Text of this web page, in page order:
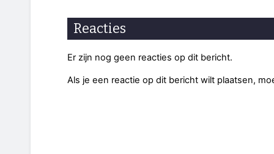
Reacties
Er zijn nog geen reacties op dit bericht.
Als je een reactie op dit bericht wilt plaatsen,